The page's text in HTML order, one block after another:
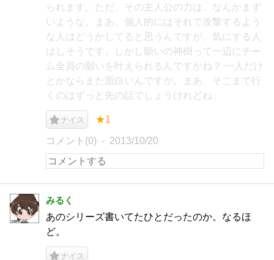
られます。ただ、その主人公の力は、なんかまず
いような。まあ、個人的にはそれで攻撃するよう
な人はどうかしてると思うんですが、気にする人
はしそうです。しかし願いの神樹って一辺にチー
ム全員の願いを叶えられるんですかね？ 一人だけ
とかならまた面白いんですが。まあ、そこまで行
くのはずっと先の話でしょうけれどね。
ナイス ★1
コメント(0) 2013/10/20
みるく
あのシリーズ書いてたひとだったのか。なるほ
ど。
ナイス